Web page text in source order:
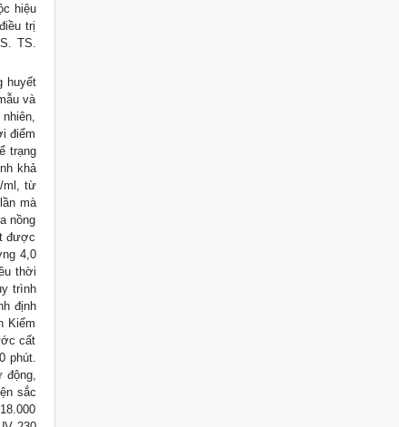
hiệu
trị
TS.
huyết
và
điểm
trạng
khả
ml, từ
mà
nồng
được
4,0
thời
trình
định
Kiểm
cất
phút.
động,
sắc